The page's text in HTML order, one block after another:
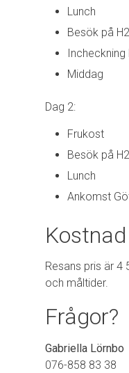
Lunch
Besök på
Middag
Dag 2:
Frukost
Besök på
Lunch
Ankomst
Kostnad
Resans pris är
och måltider.
Frågor?
Gabriella Lörnbo
076-858 83 38